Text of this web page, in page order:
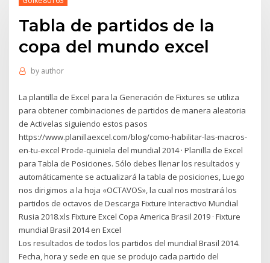
Tabla de partidos de la
copa del mundo excel
by author
La plantilla de Excel para la Generación de Fixtures se utiliza
para obtener combinaciones de partidos de manera aleatoria
de Activelas siguiendo estos pasos
https://www.planillaexcel.com/blog/como-habilitar-las-macros-
en-tu-excel Prode-quiniela del mundial 2014 · Planilla de Excel
para Tabla de Posiciones. Sólo debes llenar los resultados y
automáticamente se actualizará la tabla de posiciones, Luego
nos dirigimos a la hoja «OCTAVOS», la cual nos mostrará los
partidos de octavos de Descarga Fixture Interactivo Mundial
Rusia 2018.xls Fixture Excel Copa America Brasil 2019 · Fixture
mundial Brasil 2014 en Excel
Los resultados de todos los partidos del mundial Brasil 2014.
Fecha, hora y sede en que se produjo cada partido del